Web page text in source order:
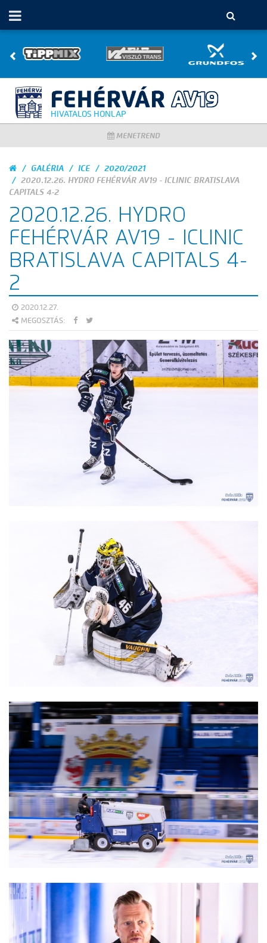
HIVATALOS HONLAP
MENETREND
GALÉRIA ICE
2020/2021
2020.12.26. HYDRO FEHÉRVÁR AV19 - ICLINIC BRATISLAVA
CAPITALS 4-2
2020.12.26. HYDRO
FEHÉRVÁR AV19 - ICLINIC
BRATISLAVA CAPITALS 4-
2
2020.12.27.
MEGOSZTÁS: